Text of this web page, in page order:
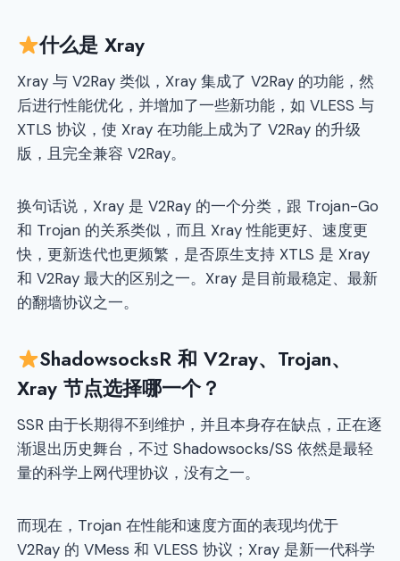
什么是 Xray
Xray 与 V2Ray 类似，Xray 集成了 V2Ray 的功能，然
后进行性能优化，并增加了一些新功能，如 VLESS 与
XTLS 协议，使 Xray 在功能上成为了 V2Ray 的升级
版，且完全兼容 V2Ray。
换句话说，Xray 是 V2Ray 的一个分类，跟 Trojan-Go
和 Trojan 的关系类似，而且 Xray 性能更好、速度更
快，更新迭代也更频繁，是否原生支持 XTLS 是 Xray
和 V2Ray 最大的区别之一。Xray 是目前最稳定、最新
的翻墙协议之一。
ShadowsocksR 和 V2ray、Trojan、
Xray 节点选择哪一个？
SSR 由于长期得不到维护，并且本身存在缺点，正在逐
渐退出历史舞台，不过 Shadowsocks/SS 依然是最轻
量的科学上网代理协议，没有之一。
而现在，Trojan 在性能和速度方面的表现均优于
V2Ray 的 VMess 和 VLESS 协议；Xray 是新一代科学